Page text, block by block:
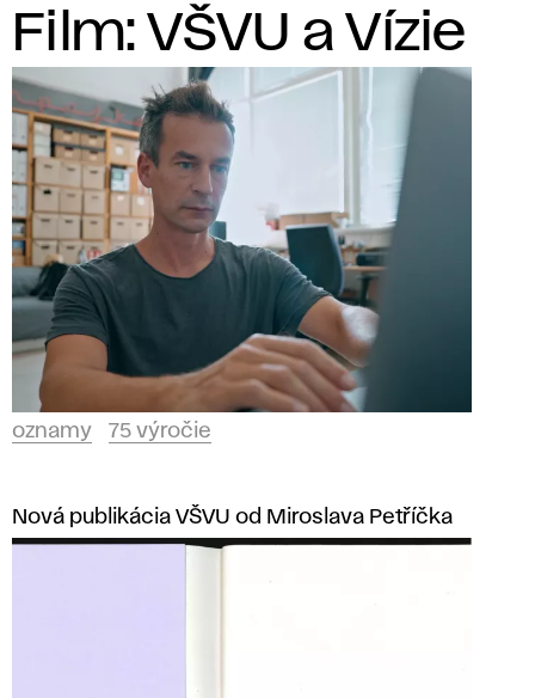
Film: VŠVU a Vízie
oznamy 75 výročie
Nová publikácia VŠVU od Miroslava Petříčka